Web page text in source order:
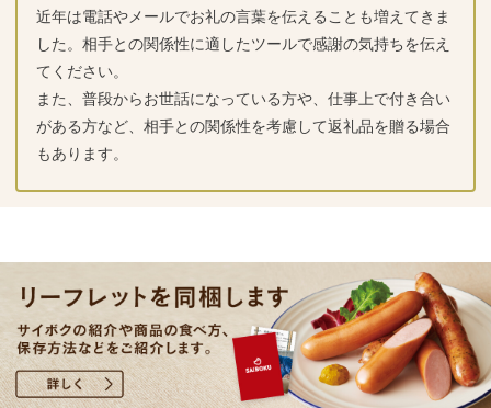
近年は電話やメールでお礼の言葉を伝えることも増えてきま
した。相手との関係性に適したツールで感謝の気持ちを伝え
てください。
また、普段からお世話になっている方や、仕事上で付き合い
がある方など、相手との関係性を考慮して返礼品を贈る場合
もあります。